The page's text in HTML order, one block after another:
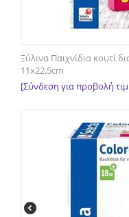
Ξύλινα Παιχνίδια κουτί
11x22,5cm
[Σύνδεση για προβολή